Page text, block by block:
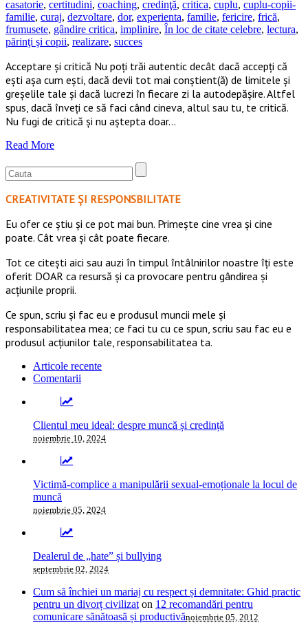
casatorie, certitudini, coaching, credinţă, critica, cuplu, cuplu-copii-
familie, curaj, dezvoltare, dor, experienta, familie, fericire, frică,
frumusete, gândire critica, implinire, În loc de citate celebre, lectura,
părinţi şi copii, realizare, succes
Acceptare și critică Nu poți trăi autentic decât dacă accepți că
ești așa cum ești, dacă devii tot mai conștient(ă) de limitele și
greșelile tale și dacă lucrezi în fiecare zi la autodepășire. Altfel
spus, dacă înveți ce să faci când cineva, altul sau tu, te critică.
Nu fugi de critică și nu aștepta doar…
Read More
CREATIVITATE ȘI RESPONSBILITATE
Eu ofer ce ştiu şi ce pot mai bun. Primeşte cine vrea şi cine
poate. Cât vrea şi cât poate fiecare.
Tot ce citești aici sau auzi în timpul întâlnirilor noastre îți este
oferit DOAR ca resursă şi ca provocare pentru gândirea și
acţiunile proprii.
Ce spun, scriu și fac eu e produsul muncii mele și
responsabilitatea mea; ce faci tu cu ce spun, scriu sau fac eu e
produsul acțiunilor tale, responsabilitatea ta.
Articole recente
Comentarii
Clientul meu ideal: despre muncă și credință
noiembrie 10, 2024
Victimă-complice a manipulării sexual-emoționale la locul de
muncă
noiembrie 05, 2024
Dealerul de „hate” și bullying
septembrie 02, 2024
Cum să închiei un mariaj cu respect și demnitate: Ghid practic
pentru un divorț civilizat on 12 recomandări pentru
comunicare sănătoasă și productivănoiembrie 05, 2012